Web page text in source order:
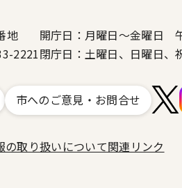
地
2221
開庁日：月曜日～金曜日
閉庁日：土曜日、日曜日、
市へのご意見・お問合せ
の取り扱いについて関連リンク